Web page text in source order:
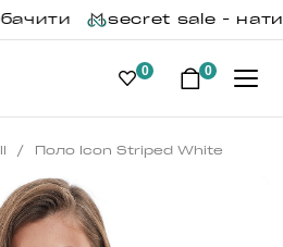
secret sale -
0 0
/ Поло Icon Striped White